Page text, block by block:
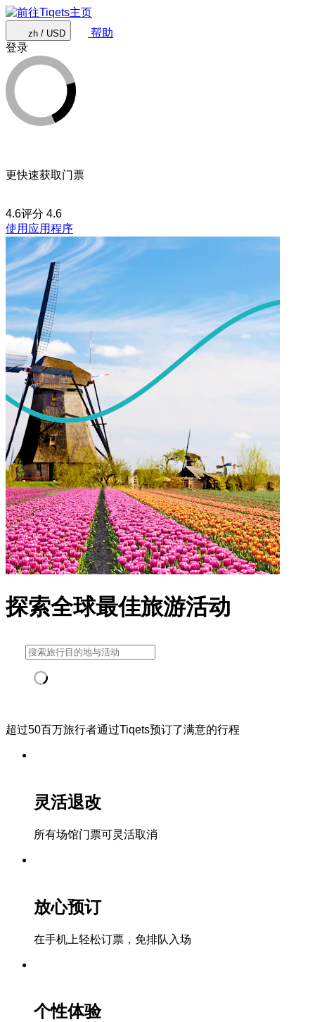
zh / USD
帮助
登录
更快速获取门票
4.6评分 4.6
使用应用程序
探索全球最佳旅游活动
超过50百万旅行者通过Tiqets预订了满意的行程
灵活退改
所有场馆门票可灵活取消
放心预订
在手机上轻松订票，免排队入场
个性体验